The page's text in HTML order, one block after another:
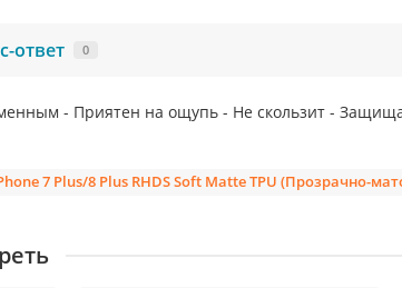
ответ 0
- Приятен на ощупь - Не скользит -
7 Plus/8 Plus RHDS Soft Matte TPU (Прозрачно-